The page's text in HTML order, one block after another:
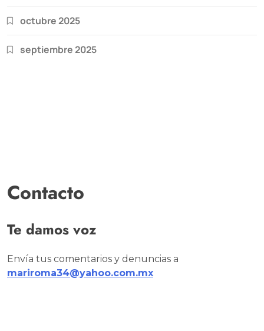
octubre 2025
septiembre 2025
Contacto
Te damos voz
Envía tus comentarios y denuncias a
mariroma34@yahoo.com.mx